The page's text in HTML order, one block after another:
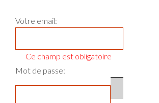
Votre email:
Ce champ est obligatoire
Mot de passe:
SEUL(E)S LES PATIENT(E)S CONNU(E)S ONT ACCÈS À
LA PRISE DE RENDEZ-VOUS EN LIGNE.
L'INSCRIPTION DE NOUVEAUX PATIENTS SUR
INTERNET A ÉTÉ DÉSACTIVÉE. VEUILLEZ LE